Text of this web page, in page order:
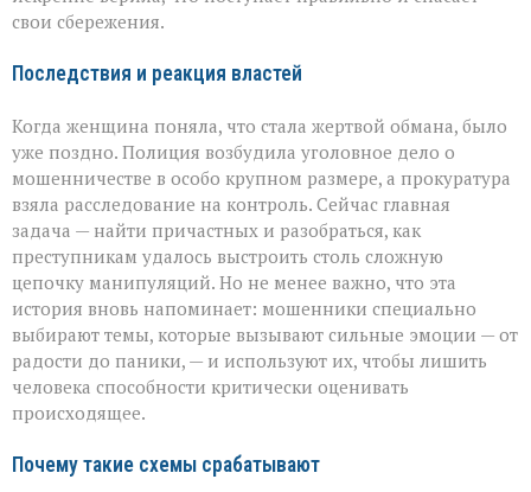
свои сбережения.
Последствия и реакция властей
Когда женщина поняла, что стала жертвой обмана, было
уже поздно. Полиция возбудила уголовное дело о
мошенничестве в особо крупном размере, а прокуратура
взяла расследование на контроль. Сейчас главная
задача — найти причастных и разобраться, как
преступникам удалось выстроить столь сложную
цепочку манипуляций. Но не менее важно, что эта
история вновь напоминает: мошенники специально
выбирают темы, которые вызывают сильные эмоции — от
радости до паники, — и используют их, чтобы лишить
человека способности критически оценивать
происходящее.
Почему такие схемы срабатывают